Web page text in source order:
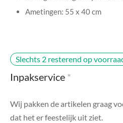
Ametingen: 55 x 40 cm
Slechts 2 resterend op
Inpakservice *
Wij pakken de artikelen graag
dat het er feestelijk uit ziet.
Chique